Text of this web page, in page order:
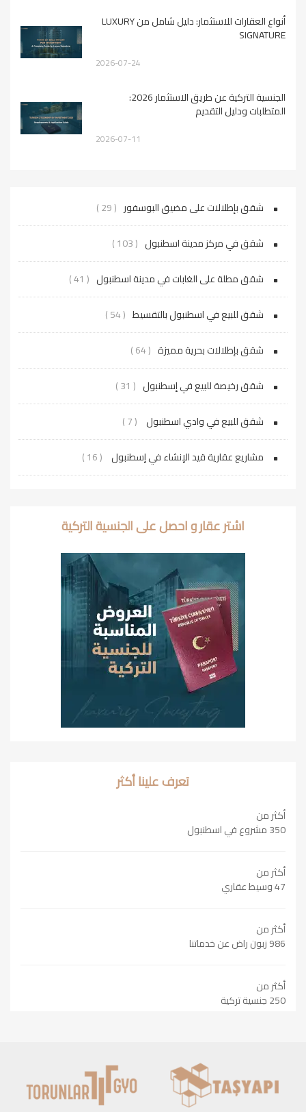
أنواع العقارات للاستثمار: دليل شامل من LUXURY
SIGNATURE
2026-07-24
الجنسية التركية عن طريق الاستثمار 2026:
المتطلبات ودليل التقديم
2026-07-11
شقق بإطلالات على مضيق البوسفور ( 29 )
شقق في مركز مدينة اسطنبول ( 103 )
شقق مطلة على الغابات في مدينة اسطنبول ( 41 )
شقق للبيع في اسطنبول بالتقسيط ( 54 )
شقق بإطلالات بحرية مميزة ( 64 )
شقق رخيصة للبيع في إسطنبول ( 31 )
شقق للبيع في وادي اسطنبول ( 7 )
مشاريع عقارية قيد الإنشاء في إسطنبول ( 16 )
اشتر عقار و احصل على الجنسية التركية
تعرف علينا أكثر
أكثر من
350 مشروع في اسطنبول
أكثر من
47 وسيط عقاري
أكثر من
986 زبون راض عن خدماتنا
أكثر من
250 جنسية تركية